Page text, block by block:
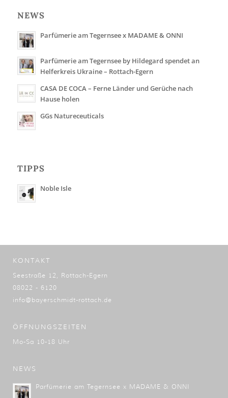
NEWS
Parfümerie am Tegernsee x MADAME & ONNI
Parfümerie am Tegernsee by Hildegard spendet an
Helferkreis Ukraine – Rottach-Egern
CASA DE COCA – Ferne Länder und Gerüche nach
Hause holen
GGs Natureceuticals
TIPPS
Noble Isle
KONTAKT
Seestraße 12, Rottach-Egern
08022 - 6120
info@bayerschmidt-rottach.de
ÖFFNUNGSZEITEN
Mo-Sa 10-18 Uhr
NEWS
Parfümerie am Tegernsee x MADAME & ONNI